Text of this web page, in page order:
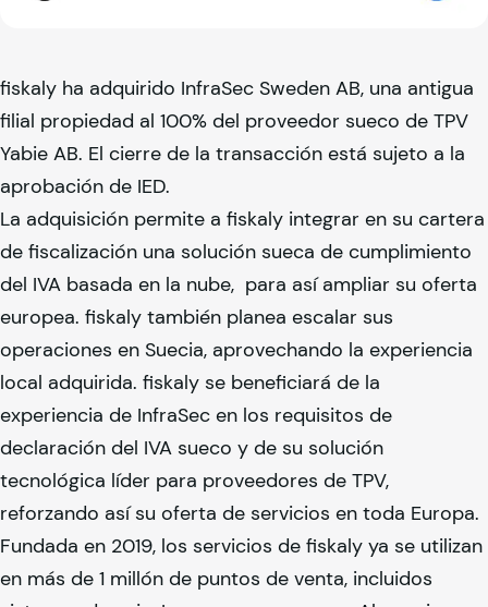
fiskaly ha adquirido InfraSec Sweden AB, una antigua
filial propiedad al 100% del proveedor sueco de TPV
Yabie AB. El cierre de la transacción está sujeto a la
aprobación de IED.
La adquisición permite a fiskaly integrar en su cartera
de fiscalización una solución sueca de cumplimiento
del IVA basada en la nube, para así ampliar su oferta
europea. fiskaly también planea escalar sus
operaciones en Suecia, aprovechando la experiencia
local adquirida. fiskaly se beneficiará de la
experiencia de InfraSec en los requisitos de
declaración del IVA sueco y de su solución
tecnológica líder para proveedores de TPV,
reforzando así su oferta de servicios en toda Europa.
Fundada en 2019, los servicios de fiskaly ya se utilizan
en más de 1 millón de puntos de venta, incluidos